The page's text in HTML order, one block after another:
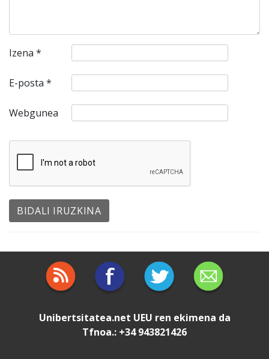
Izena *
E-posta *
Webgunea
Unibertsitatea.net UEU ren ekimena da
Tfnoa.: +34 943821426